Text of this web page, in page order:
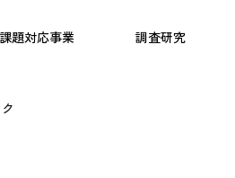
課題対応事業 調査研究
プログラム こども研究所